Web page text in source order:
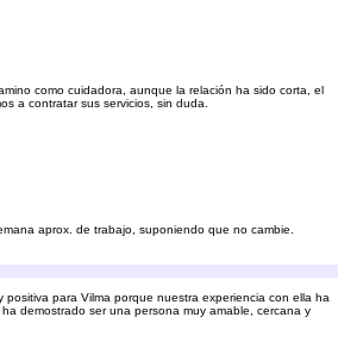
como cuidadora, aunque la relación ha sido corta, el
a contratar sus servicios, sin duda.
aprox. de trabajo, suponiendo que no cambie.
positiva para Vilma porque nuestra experiencia con ella ha
demostrado ser una persona muy amable, cercana y